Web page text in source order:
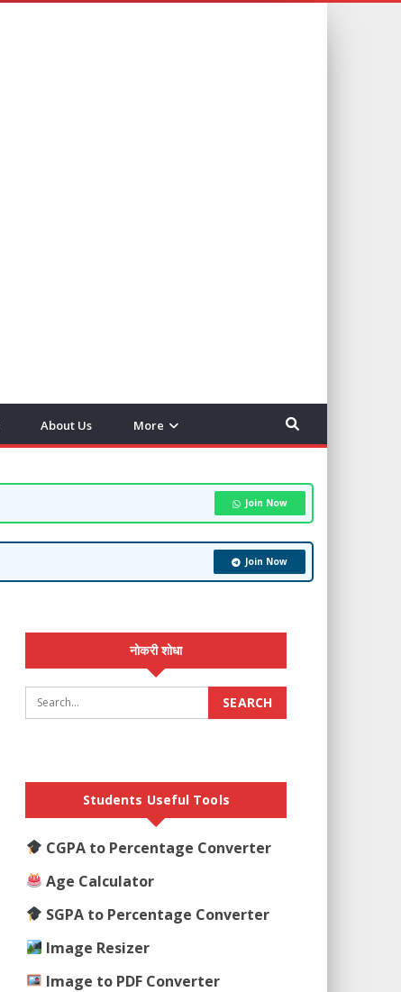
About Us More
Join Now
Join Now
नोकरी शोधा
Students Useful Tools
CGPA to Percentage Converter
Age Calculator
SGPA to Percentage Converter
Image Resizer
Image to PDF Converter